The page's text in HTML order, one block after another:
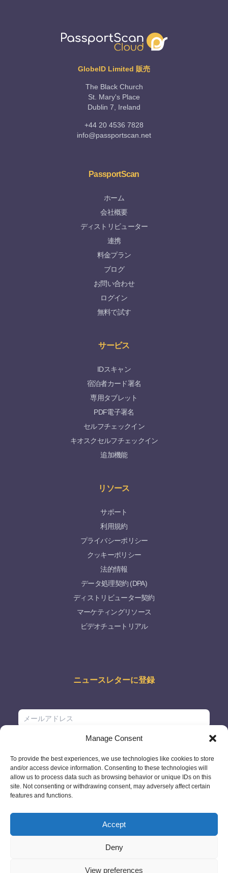
Manage Consent
To provide the best experiences, we use technologies like cookies to store
and/or access device information. Consenting to these technologies will
allow us to process data such as browsing behavior or unique IDs on this
site. Not consenting or withdrawing consent, may adversely affect certain
features and functions.
Accept
Deny
View preferences
GlobeID Limited 販売
The Black Church
St. Mary's Place
Dublin 7, Ireland
+44 20 4536 7828
info@passportscan.net
PassportScan
ホーム
会社概要
ディストリビューター
連携
料金プラン
ブログ
お問い合わせ
ログイン
無料で試す
サービス
IDスキャン
宿泊者カード署名
専用タブレット
PDF電子署名
セルフチェックイン
キオスクセルフチェックイン
追加機能
リソース
サポート
利用規約
プライバシーポリシー
クッキーポリシー
法的情報
データ処理契約 (DPA)
ディストリビューター契約
マーケティングリソース
ビデオチュートリアル
ニュースレターに登録
info@passportscan.net